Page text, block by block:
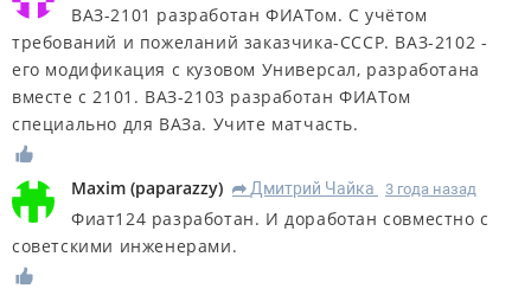
ВАЗ-2101 разработан ФИАТом. С учётом
требований и пожеланий заказчика-СССР. ВАЗ-2102 -
его модификация с кузовом Универсал, разработана
вместе с 2101. ВАЗ-2103 разработан ФИАТом
специально для ВАЗа. Учите матчасть.
Maxim (paparazzy) R Дмитрий Чайка 3 года назад
Фиат124 разработан. И доработан совместно с
советскими инженерами.